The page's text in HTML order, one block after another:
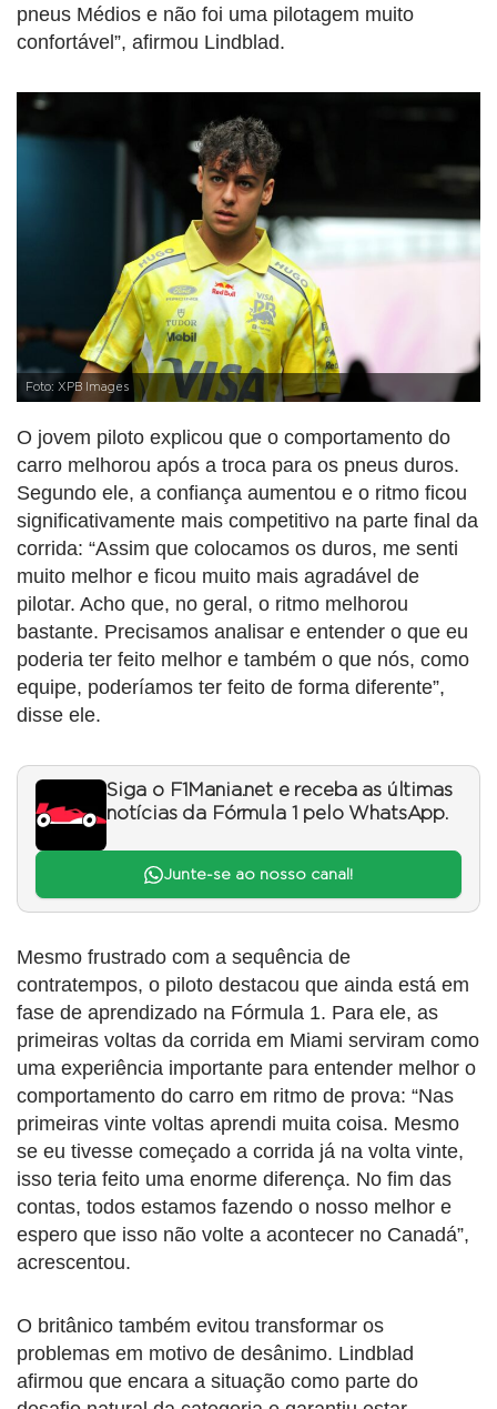
pneus Médios e não foi uma pilotagem muito
confortável”, afirmou Lindblad.
Foto: XPB Images
O jovem piloto explicou que o comportamento do
carro melhorou após a troca para os pneus duros.
Segundo ele, a confiança aumentou e o ritmo ficou
significativamente mais competitivo na parte final da
corrida: “Assim que colocamos os duros, me senti
muito melhor e ficou muito mais agradável de
pilotar. Acho que, no geral, o ritmo melhorou
bastante. Precisamos analisar e entender o que eu
poderia ter feito melhor e também o que nós, como
equipe, poderíamos ter feito de forma diferente”,
disse ele.
Siga o F1Mania.net e receba as últimas
notícias da Fórmula 1 pelo WhatsApp.
Junte-se ao nosso canal!
Mesmo frustrado com a sequência de
contratempos, o piloto destacou que ainda está em
fase de aprendizado na Fórmula 1. Para ele, as
primeiras voltas da corrida em Miami serviram como
uma experiência importante para entender melhor o
comportamento do carro em ritmo de prova: “Nas
primeiras vinte voltas aprendi muita coisa. Mesmo
se eu tivesse começado a corrida já na volta vinte,
isso teria feito uma enorme diferença. No fim das
contas, todos estamos fazendo o nosso melhor e
espero que isso não volte a acontecer no Canadá”,
acrescentou.
O britânico também evitou transformar os
problemas em motivo de desânimo. Lindblad
afirmou que encara a situação como parte do